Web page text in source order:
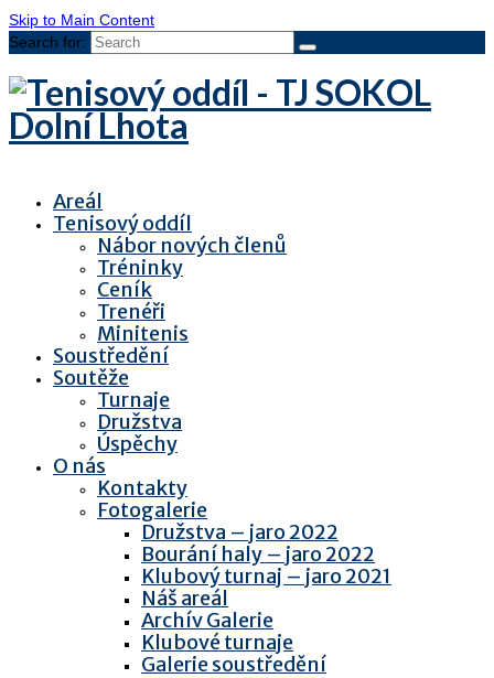
Skip to Main Content
Search for:
Areál
Tenisový oddíl
Nábor nových členů
Tréninky
Ceník
Trenéři
Minitenis
Soustředění
Soutěže
Turnaje
Družstva
Úspěchy
O nás
Kontakty
Fotogalerie
Družstva – jaro 2022
Bourání haly – jaro 2022
Klubový turnaj – jaro 2021
Náš areál
Archív Galerie
Klubové turnaje
Galerie soustředění